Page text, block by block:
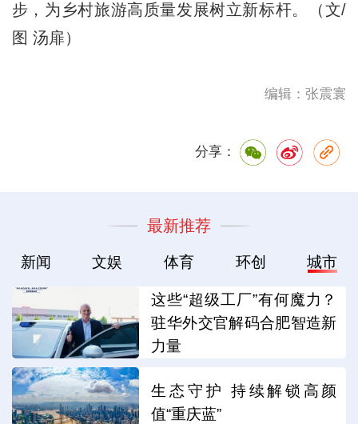
步，为乡村旅游高质量发展树立新标杆。（文/
图 汤扉）
编辑：张震寰
分享：
最新推荐
新闻 文娱 体育 环创 城市
这些“超级工厂”有何魔力？
驻华外交官解码合肥智造新
力量
生态守护 持续解锁高颜
值“重庆蓝”